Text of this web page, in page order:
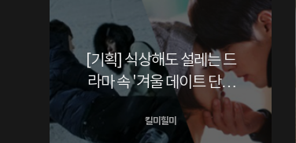
[기획] 식상해도 설레는 드
라마 속 '겨울 데이트 단골
코스' BEST4
킬미힐미